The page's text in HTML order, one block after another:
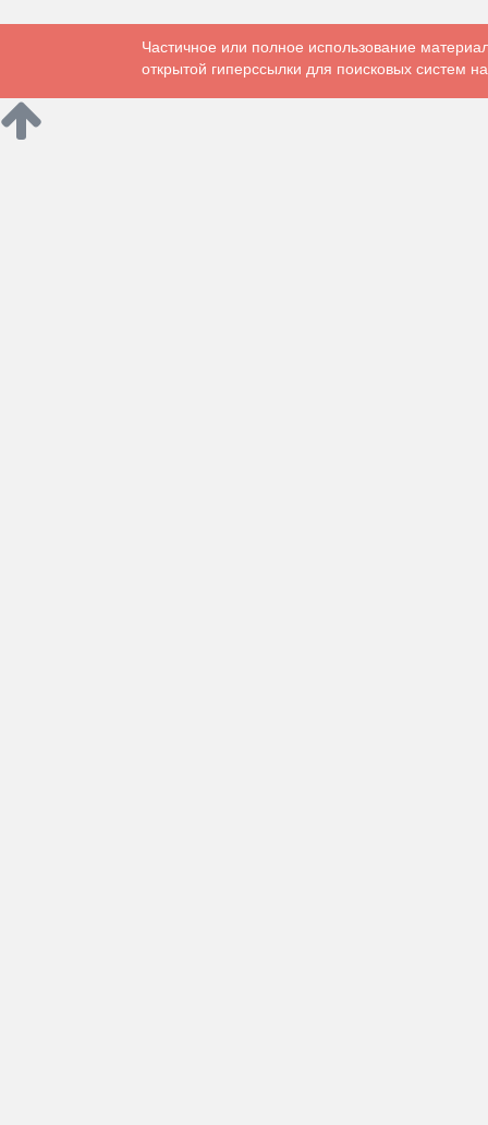
Частичное или полное использование
открытой гиперссылки для поисковых систем